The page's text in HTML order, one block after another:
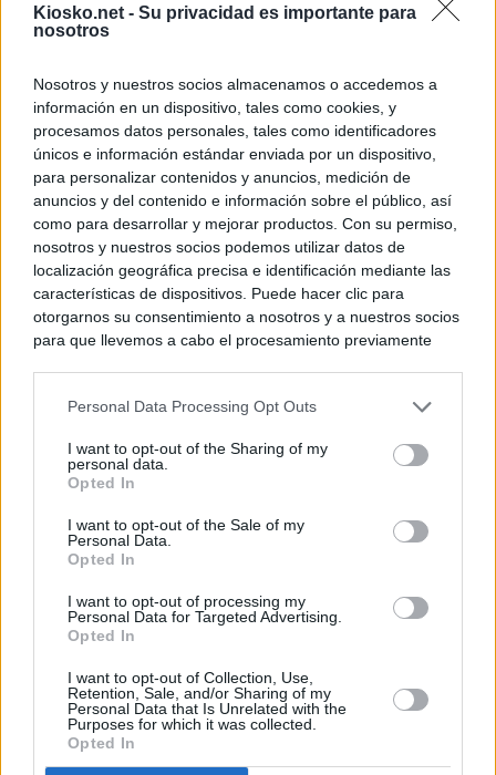
Kiosko.net - Su privacidad es importante para
nosotros
Nosotros y nuestros socios almacenamos o accedemos a
información en un dispositivo, tales como cookies, y
procesamos datos personales, tales como identificadores
únicos e información estándar enviada por un dispositivo,
para personalizar contenidos y anuncios, medición de
anuncios y del contenido e información sobre el público, así
como para desarrollar y mejorar productos. Con su permiso,
nosotros y nuestros socios podemos utilizar datos de
localización geográfica precisa e identificación mediante las
características de dispositivos. Puede hacer clic para
otorgarnos su consentimiento a nosotros y a nuestros socios
para que llevemos a cabo el procesamiento previamente
negar su consentimiento. Tenga en cuenta que algún
de su consentimiento, pero usted tiene el derecho de
rechazar tal procesamiento. Sus preferencias se aplicarán
cualquier momento entrando de nuevo en este sitio web o
visitando nuestra política de privacidad.
Personal Data Processing Opt Outs
I want to opt-out of the Sharing of my
personal data.
Opted In
I want to opt-out of the Sale of my
Personal Data.
Opted In
I want to opt-out of processing my
Personal Data for Targeted Advertising.
Opted In
I want to opt-out of Collection, Use,
Retention, Sale, and/or Sharing of my
Personal Data that Is Unrelated with the
Purposes for which it was collected.
Opted In